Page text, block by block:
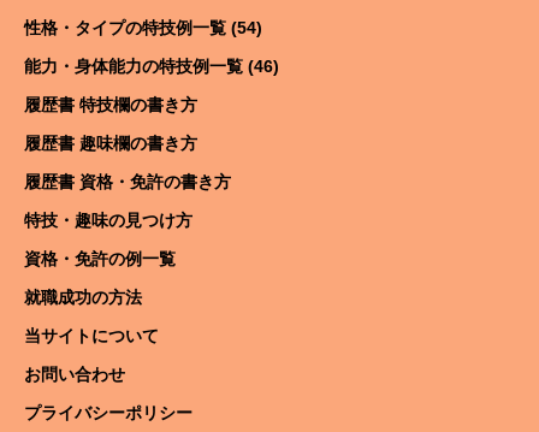
性格・タイプの特技例一覧 (54)
能力・身体能力の特技例一覧 (46)
履歴書 特技欄の書き方
履歴書 趣味欄の書き方
履歴書 資格・免許の書き方
特技・趣味の見つけ方
資格・免許の例一覧
就職成功の方法
当サイトについて
お問い合わせ
プライバシーポリシー